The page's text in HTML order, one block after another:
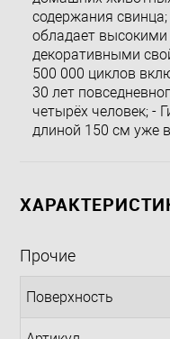
содержания
обладает
декоративными
500 000 циклов
30 лет
четырёх человек; -
длиной 150 см уже
Прочие
Поверхность